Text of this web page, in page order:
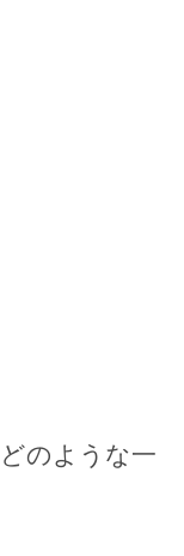
のような一